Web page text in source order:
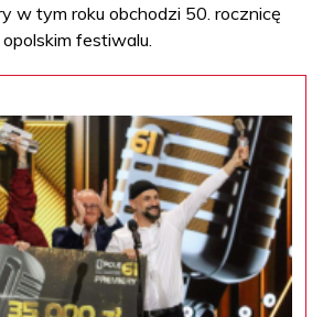
w tym roku obchodzi 50. rocznicę
festiwalu.